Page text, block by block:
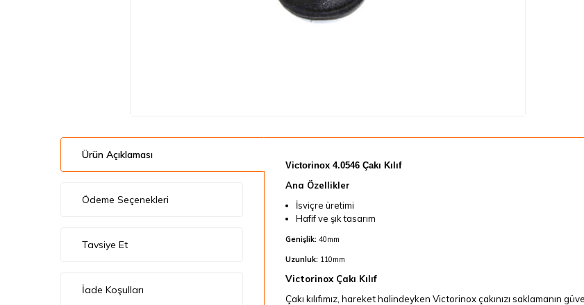
Ürün Açıklaması
Ödeme Seçenekleri
Tavsiye Et
İade Koşulları
Victorinox 4.0546 Çakı Kılıf
Ana Özellikler
İsviçre üretimi
Hafif ve şık tasarım
Genişlik: 40mm
Uzunluk: 110mm
Victorinox Çakı Kılıf
Çakı kılıfımız, hareket halindeyken Victorinox çakınızı saklamanın